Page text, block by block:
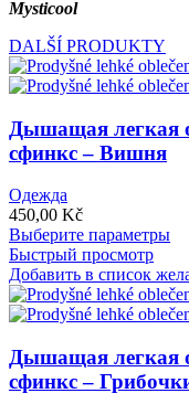
Mysticool
DALŠÍ PRODUKTY
Дышащая легкая
сфинкс – Вишня
Одежда
450,00 Kč
Выберите параметры
на
Быстрый просмотр
Добавить в список
Дышащая легкая
сфинкс –